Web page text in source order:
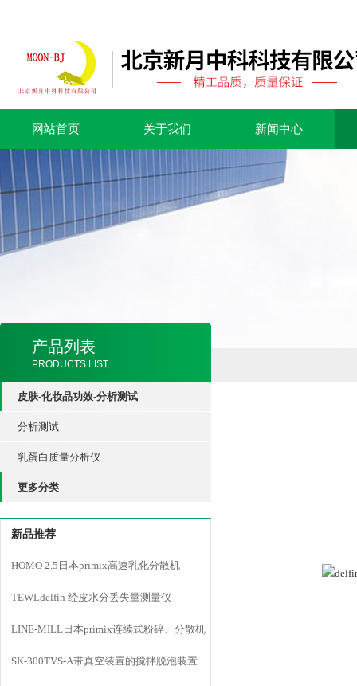
网站首页 关于我们 新闻中心
产品列表
PRODUCTS LIST
皮肤-化妆品功效-分析测试
分析测试
乳蛋白质量分析仪
更多分类
新品推荐
HOMO 2.5日本primix高速乳化分散机
TEWLdelfin 经皮水分丢失量测量仪
LINE-MILL日本primix连续式粉碎、分散机
LINE MILL
SK-300TVS-A带真空装置的搅拌脱泡装置